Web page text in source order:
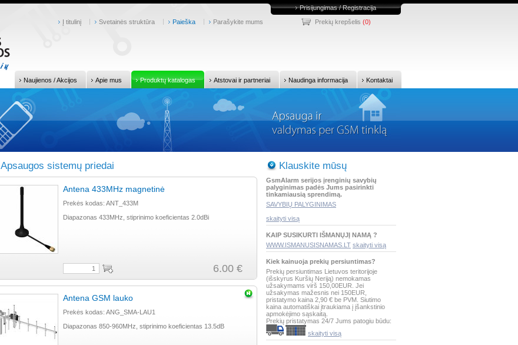
Prisijungimas / Registracija
Į titulinį Svetainės struktūra Paieška Parašykite mums Prekių krepšelis (0)
Naujienos / Akcijos Apie mus Produktų katalogas Atstovai ir partneriai Naudinga informacija Kontaktai
Apsaugos sistemų priedai
Antena 433MHz magnetinė
Prekės kodas: ANT_433M
Diapazonas 433MHz, stiprinimo koeficientas 2.0dBi
6.00 €
Antena GSM lauko
Prekės kodas: ANG_SMA-LAU1
Diapazonas 850-960MHz, stiprinimo koeficientas 13.5dB
Klauskite mūsų
GsmAlarm serijos įrenginių savybių
palyginimas padės Jums pasirinkti
tinkamiausią sprendimą.
SAVYBIŲ PALYGINIMAS
skaityti visą
KAIP SUSIKURTI IŠMANŲJĮ NAMĄ ?
WWW.ISMANUSISNAMAS.LT skaityti visą
Kiek kainuoja prekių persiuntimas?
Prekių persiuntimas Lietuvos teritorijoje
(išskyrus Kuršių Neriją) nemokamas
užsakymams virš 150,00EUR. Jei
užsakymas mažesnis nei 150EUR,
pristatymo kaina 2,90 € be PVM. Siutimo
kaina automatiškai įtraukiama į įšankstinio
apmokėjimo sąskaitą.
Prekių pristatymas 24/7 Jums patogiu būdu:
skaityti visą